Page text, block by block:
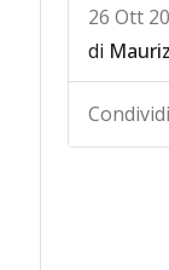
26 Ott
di
Condividi